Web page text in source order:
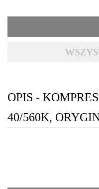
OPIS -
40/560K,